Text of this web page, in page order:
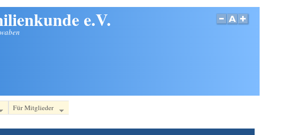
e.V.
Für Mitglieder